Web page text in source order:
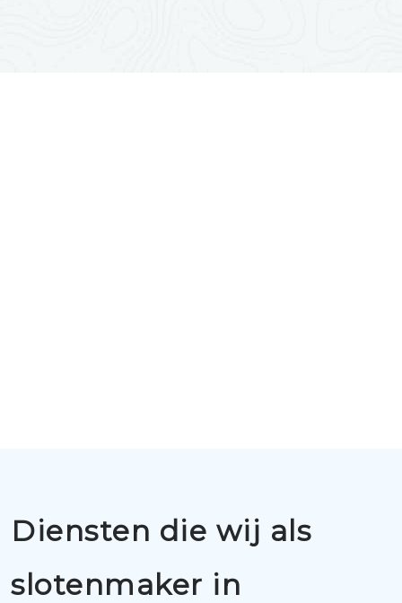
Diensten die wij als
slotenmaker in